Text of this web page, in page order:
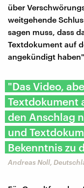
über
weitgehende
sagen muss, dass
Textdokument auf
angekündigt
"Das Video,
Textdokument
den Anschlag
und
Bekenntnis zu
Andreas Noll,